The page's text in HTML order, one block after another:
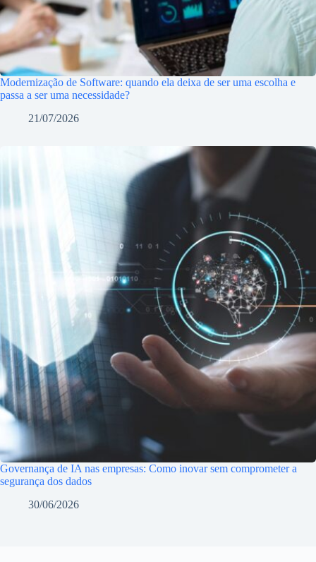
Modernização de Software: quando ela deixa de ser uma escolha e
passa a ser uma necessidade?
21/07/2026
Governança de IA nas empresas: Como inovar sem comprometer a
segurança dos dados
30/06/2026